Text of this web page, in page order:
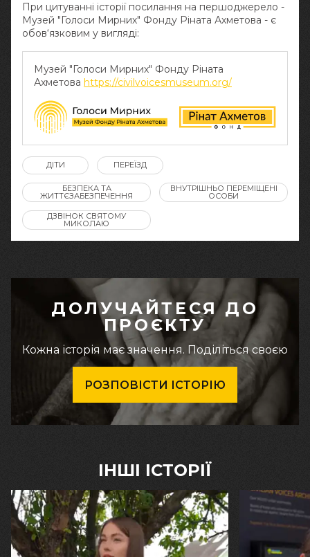
При цитуванні історії посилання на першоджерело -
Музей "Голоси Мирних" Фонду Ріната Ахметова - є
обов‘язковим у вигляді:
Музей "Голоси Мирних" Фонду Ріната
Ахметова https://civilvoicesmuseum.org/
ДІТИ ПЕРЕЇЗД
БЕЗПЕКА ТА
ЖИТТЄЗАБЕЗПЕЧЕННЯ
ВНУТРІШНЬО ПЕРЕМІЩЕНІ
ОСОБИ
ДЗВІНОК СВЯТОМУ
МИКОЛАЮ
ДОЛУЧАЙТЕСЯ ДО
ПРОЄКТУ
Кожна історія має значення. Поділіться своєю
РОЗПОВІСТИ ІСТОРІЮ
ІНШІ ІСТОРІЇ